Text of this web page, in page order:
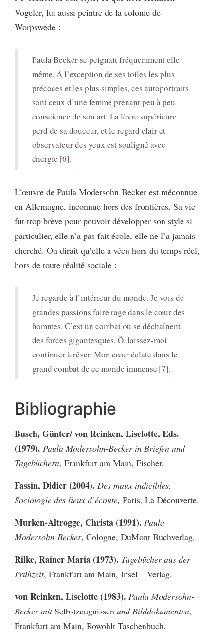
Vogeler, lui aussi peintre de la colonie de
Worpswede :
Paula Becker se peignait fréquemment elle-
même. A l’exception de ses toiles les plus
précoces et les plus simples, ces autoportraits
sont ceux d’une femme prenant peu à peu
conscience de son art. La lèvre supérieure
perd de sa douceur, et le regard clair et
observateur des yeux est souligné avec
énergie 6 .
L’œuvre de Paula Modersohn-Becker est méconnue
en Allemagne, inconnue hors des frontières. Sa vie
fut trop brève pour pouvoir développer son style si
particulier, elle n’a pas fait école, elle ne l’a jamais
cherché. On dirait qu’elle a vécu hors du temps réel,
hors de toute réalité sociale :
Je regarde à l’intérieur du monde. Je vois de
grandes passions faire rage dans le cœur des
hommes. C’est un combat où se déchaînent
des forces gigantesques. Ô, laissez-moi
continuer à rêver. Mon cœur éclate dans le
grand combat de ce monde immense 7 .
Bibliographie
Busch, Günter/ von Reinken, Liselotte, Eds.
(1979). Paula Modersohn-Becker in Briefen und
Tagebüchern, Frankfurt am Main, Fischer.
Fassin, Didier (2004). Des maux indicibles.
Sociologie des lieux d’écoute, Paris, La Découverte.
Murken-Altrogge, Christa (1991). Paula
Modersohn-Becker, Cologne, DuMont Buchverlag.
Rilke, Rainer Maria (1973). Tagebücher aus der
Frühzeit, Frankfurt am Main, Insel – Verlag.
von Reinken, Liselotte (1983). Paula Modersohn-
Becker mitSelbstzeugnissen und Bilddokumenten,
Frankfurt am Main, Rowohlt Taschenbuch.